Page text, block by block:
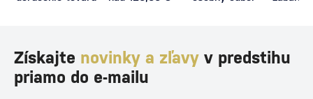
Získajte novinky a zľavy v predstihu
priamo do e-mailu